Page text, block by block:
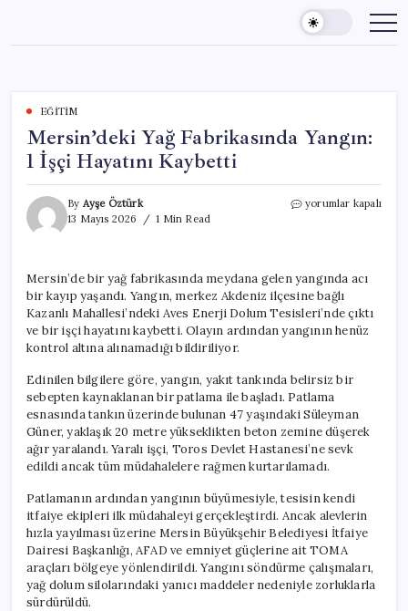
content
EĞITIM
Mersin’deki Yağ Fabrikasında Yangın:
1 İşçi Hayatını Kaybetti
By Ayşe Öztürk
13 Mayıs 2026
1 Min Read
Mersin’deki
İşçi
Hayatını
Kaybetti
için
yorumlar kapalı
Mersin’de bir yağ fabrikasında meydana gelen yangında acı
bir kayıp yaşandı. Yangın, merkez Akdeniz ilçesine bağlı
Kazanlı Mahallesi’ndeki Aves Enerji Dolum Tesisleri’nde çıktı
ve bir işçi hayatını kaybetti. Olayın ardından yangının henüz
kontrol altına alınamadığı bildiriliyor.
Edinilen bilgilere göre, yangın, yakıt tankında belirsiz bir
sebepten kaynaklanan bir patlama ile başladı. Patlama
esnasında tankın üzerinde bulunan 47 yaşındaki Süleyman
Güner, yaklaşık 20 metre yükseklikten beton zemine düşerek
ağır yaralandı. Yaralı işçi, Toros Devlet Hastanesi’ne sevk
edildi ancak tüm müdahalelere rağmen kurtarılamadı.
Patlamanın ardından yangının büyümesiyle, tesisin kendi
itfaiye ekipleri ilk müdahaleyi gerçekleştirdi. Ancak alevlerin
hızla yayılması üzerine Mersin Büyükşehir Belediyesi İtfaiye
Dairesi Başkanlığı, AFAD ve emniyet güçlerine ait TOMA
araçları bölgeye yönlendirildi. Yangını söndürme çalışmaları,
yağ dolum silolarındaki yanıcı maddeler nedeniyle zorluklarla
sürdürüldü.